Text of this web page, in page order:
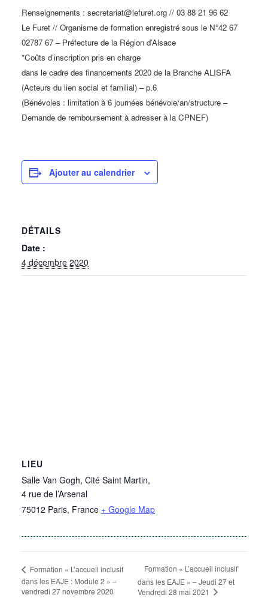
Renseignements : secretariat@lefuret.org // 03 88 21 96 62
Le Furet // Organisme de formation enregistré sous le N°42 67
02787 67 – Préfecture de la Région d’Alsace
*Coûts d’inscription pris en charge
dans le cadre des financements 2020 de la Branche ALISFA
(Acteurs du lien social et familial) – p.6
(Bénévoles : limitation à 6 journées bénévole/an/structure –
Demande de remboursement à adresser à la CPNEF)
Ajouter au calendrier
DÉTAILS
Date :
4 décembre 2020
LIEU
Salle Van Gogh, Cité Saint Martin,
4 rue de l’Arsenal
75012 Paris, France + Google Map
Formation « L’accueil inclusif
dans les EAJE : Module 2 » –
vendredi 27 novembre 2020
Formation « L’accueil inclusif
dans les EAJE » – Jeudi 27 et
Vendredi 28 mai 2021